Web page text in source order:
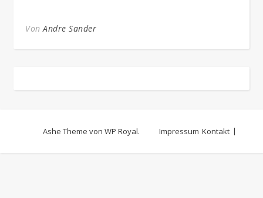
VonAndre Sander
Impressum Kontakt
Ashe Theme von WP Royal.